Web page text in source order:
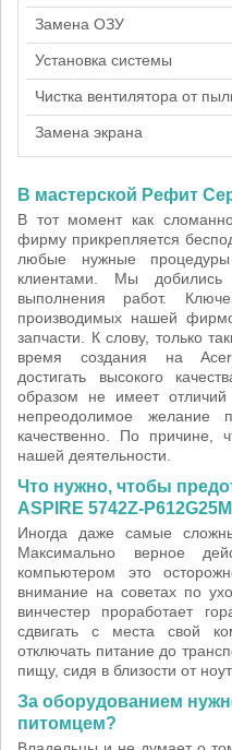
Замена ОЗУ
Установка системы
Чистка вентилятора от
Замена экрана
В мастерской Рефит
В тот момент как
фирму прикрепляется
любые нужные
клиентами. Мы добились
выполнения работ.
производимых нашей
запчасти. К слову, только
время создания на Acer
достигать высокого
образом не имеет
непреодолимое желание
качественно. По причине,
нашей деятельности.
Что нужно, чтобы
ASPIRE 5742Z-
Иногда даже самые
Максимально верное
компьютером это
внимание на советах по
винчестер проработает
сдвигать с места свой
отключать питание до
пищу, сидя в близости от
За оборудованием
питомцем?